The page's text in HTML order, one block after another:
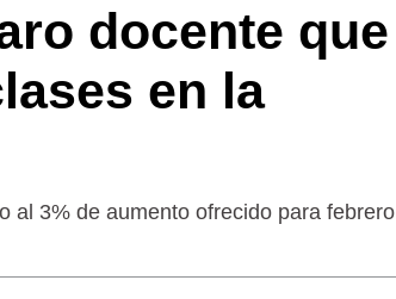
docente que
en la
al 3% de aumento ofrecido para febrero